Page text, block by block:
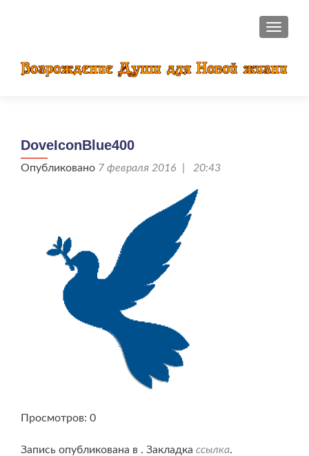
DoveIconBlue400
Опубликовано 7 февраля 2016 | 20:43
Просмотров: 0
Запись опубликована в . Закладка ссылка.